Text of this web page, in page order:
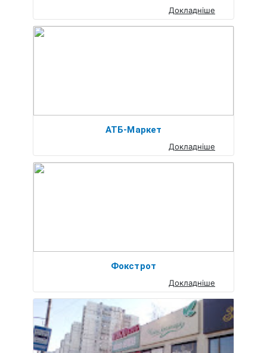
Докладніше
АТБ-Маркет
Докладніше
Фокстрот
Докладніше